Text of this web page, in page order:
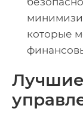
которые